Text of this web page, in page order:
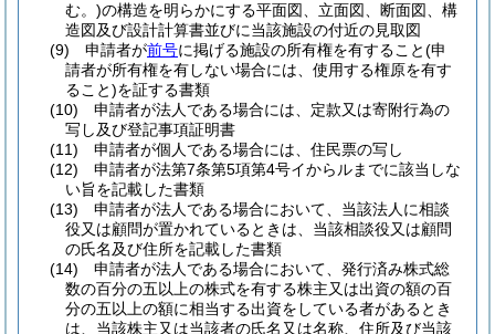
む。)の構造を明らかにする平面図、立面図、断面図、構
造図及び設計計算書並びに当該施設の付近の見取図
(9)
申請者が前号に掲げる施設の所有権を有すること(申
請者が所有権を有しない場合には、使用する権原を有す
ること)を証する書類
(10)
申請者が法人である場合には、定款又は寄附行為の
写し及び登記事項証明書
(11)
申請者が個人である場合には、住民票の写し
(12)
申請者が法第7条第5項第4号イからルまでに該当しな
い旨を記載した書類
(13)
申請者が法人である場合において、当該法人に相談
役又は顧問が置かれているときは、当該相談役又は顧問
の氏名及び住所を記載した書類
(14)
申請者が法人である場合において、発行済み株式総
数の百分の五以上の株式を有する株主又は出資の額の百
分の五以上の額に相当する出資をしている者があるとき
は、当該株主又は当該者の氏名又は名称、住所及び当該